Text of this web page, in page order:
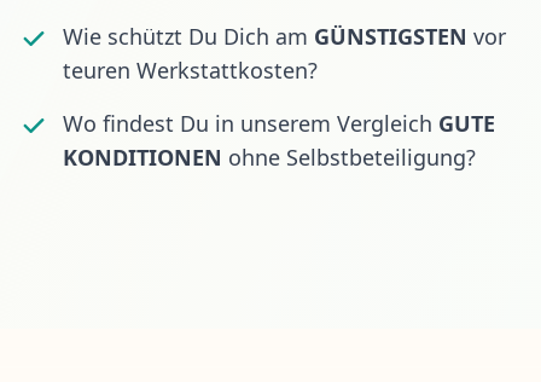
Wie schützt Du Dich am GÜNSTIGSTEN vor
teuren Werkstattkosten?
Wo findest Du in unserem Vergleich GUTE
KONDITIONEN ohne Selbstbeteiligung?